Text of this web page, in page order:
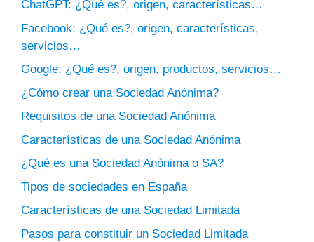
ChatGPT: ¿Qué es?, origen, características…
Facebook: ¿Qué es?, origen, características,
servicios…
Google: ¿Qué es?, origen, productos, servicios…
¿Cómo crear una Sociedad Anónima?
Requisitos de una Sociedad Anónima
Características de una Sociedad Anónima
¿Qué es una Sociedad Anónima o SA?
Tipos de sociedades en España
Características de una Sociedad Limitada
Pasos para constituir un Sociedad Limitada